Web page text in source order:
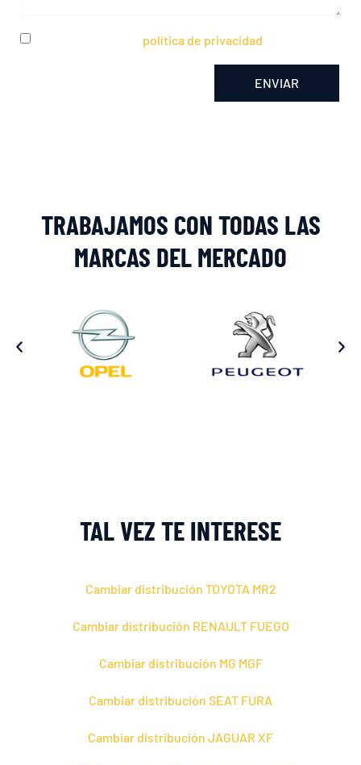
política de privacidad
ENVIAR
TRABAJAMOS CON TODAS LAS
MARCAS DEL MERCADO
TAL VEZ TE INTERESE
Cambiar distribución TOYOTA MR2
Cambiar distribución RENAULT FUEGO
Cambiar distribución MG MGF
Cambiar distribución SEAT FURA
Cambiar distribución JAGUAR XF